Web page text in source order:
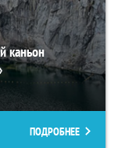
каньон
ПОДРОБНЕЕ